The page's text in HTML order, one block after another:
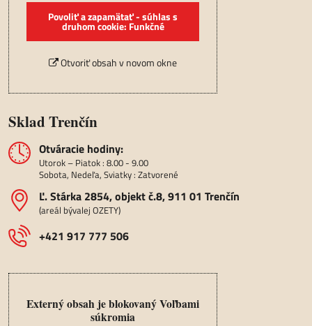
Povoliť a zapamätať - súhlas s
druhom cookie: Funkčné
Otvoriť obsah v novom okne
Sklad Trenčín
Otváracie hodiny:
Utorok – Piatok : 8.00 - 9.00
Sobota, Nedeľa, Sviatky : Zatvorené
Ľ​. Stárka 2854, objekt č​.8, 911 01 Trenčín
(areál bývalej OZETY)
+421 917 777 506
Externý obsah je blokovaný Voľbami
súkromia